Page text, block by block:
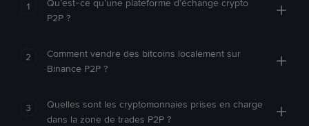
1
Qu’est-ce qu’une plateforme d’échange crypto
P2P ?
2
Comment vendre des bitcoins localement sur
Binance P2P ?
3
Quelles sont les cryptomonnaies prises en charge
dans la zone de trades P2P ?